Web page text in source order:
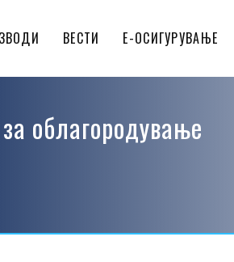
ВЕСТИ Е-ОСИГУРУВАЊЕ
облагородување